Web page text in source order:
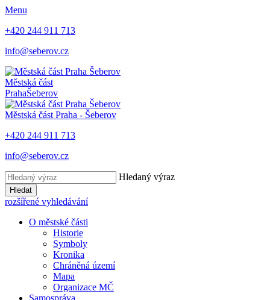
Menu
+420 244 911 713
info@seberov.cz
Městská část
PrahaŠeberov
Městská část Praha - Šeberov
+420 244 911 713
info@seberov.cz
Hledaný výraz
Hledat
rozšířené vyhledávání
O městské části
Historie
Symboly
Kronika
Chráněná území
Mapa
Organizace MČ
Samospráva